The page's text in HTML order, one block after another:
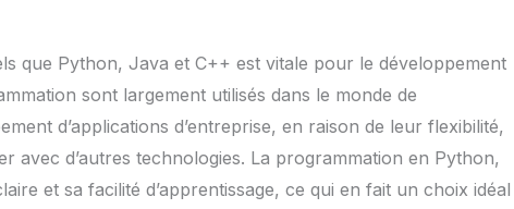
que Python, Java et C++ est vitale pour le développement
sont largement utilisés dans le monde de
d’applications d’entreprise, en raison de leur flexibilité,
avec d’autres technologies. La programmation en Python,
et sa facilité d’apprentissage, ce qui en fait un choix idéal